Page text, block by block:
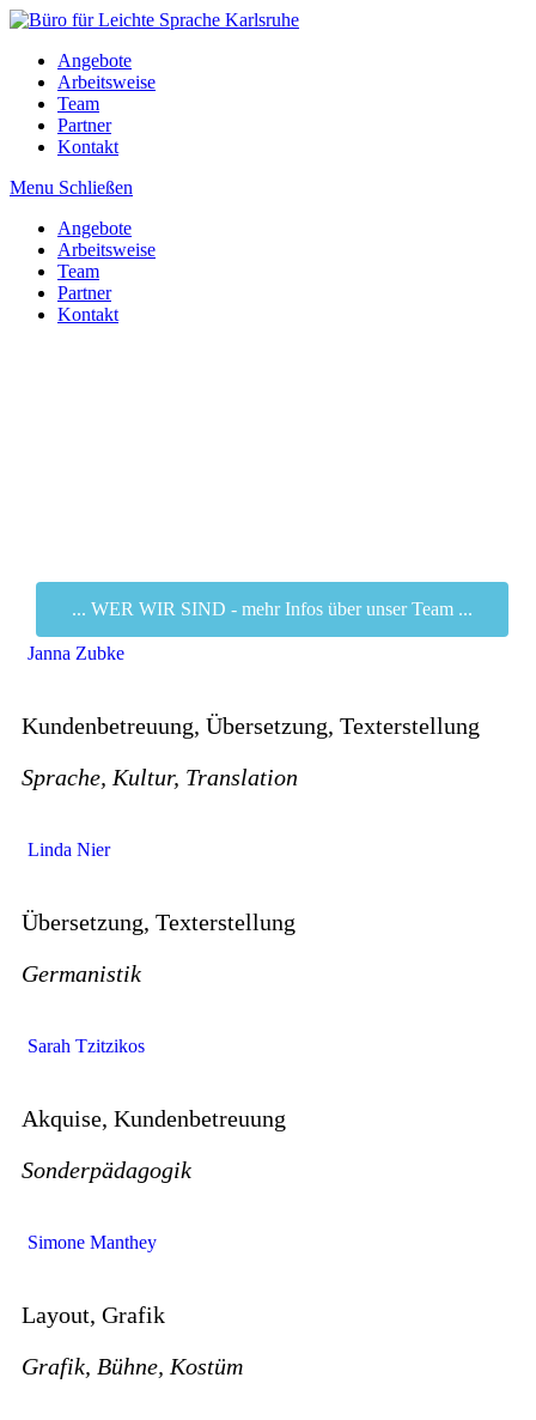
Angebote
Arbeitsweise
Team
Partner
Kontakt
Menu Schließen
Angebote
Arbeitsweise
Team
Partner
Kontakt
... WER WIR SIND - mehr Infos über unser Team ...
Janna Zubke
Kundenbetreuung, Übersetzung, Texterstellung
Sprache, Kultur, Translation
Linda Nier
Übersetzung, Texterstellung
Germanistik
Sarah Tzitzikos
Akquise, Kundenbetreuung
Sonderpädagogik
Simone Manthey
Layout, Grafik
Grafik, Bühne, Kostüm